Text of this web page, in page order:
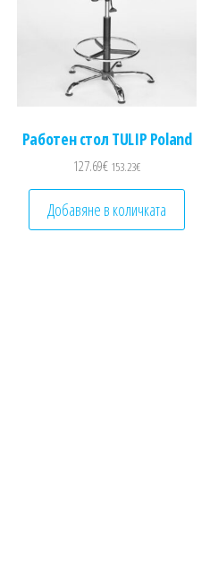
Работен стол TULIP Poland
127.69€ 153.23€
Добавяне в количката